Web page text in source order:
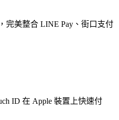
完美整合 LINE Pay、街口支付
ID 在 Apple 裝置上快速付